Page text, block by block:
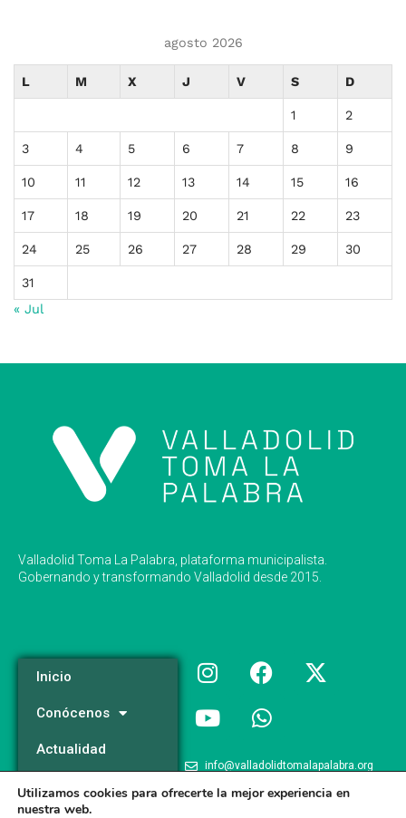
agosto 2026
L M X J V S D
1 2
3 4 5 6 7 8 9
10 11 12 13 14 15 16
17 18 19 20 21 22 23
24 25 26 27 28 29 30
31
« Jul
Valladolid Toma La Palabra, plataforma municipalista.
Gobernando y transformando Valladolid desde 2015.
Inicio
Conócenos
Actualidad
Programa
info@valladolidtomalapalabra.org
+34 983 426 124
Utilizamos cookies para ofrecerte la mejor experiencia en
nuestra web.